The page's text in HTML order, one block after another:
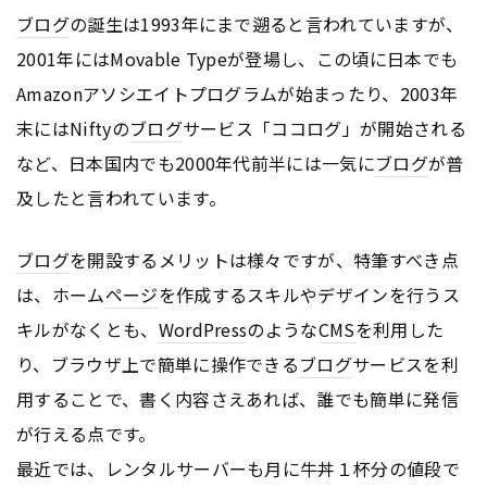
ブログの誕生は1993年にまで遡ると言われていますが、
2001年にはMovable Typeが登場し、この頃に日本でも
Amazonアソシエイトプログラムが始まったり、2003年
末にはNiftyのブログサービス「ココログ」が開始される
など、日本国内でも2000年代前半には一気にブログが普
及したと言われています。
ブログを開設するメリットは様々ですが、特筆すべき点
は、ホームページを作成するスキルやデザインを行うス
キルがなくとも、 WordPressのようなCMSを利用した
り、ブラウザ上で簡単に操作できるブログサービスを利
用することで、書く内容さえあれば、誰でも簡単に発信
が行える点です。
最近では、レンタルサーバーも月に牛丼１杯分の値段で